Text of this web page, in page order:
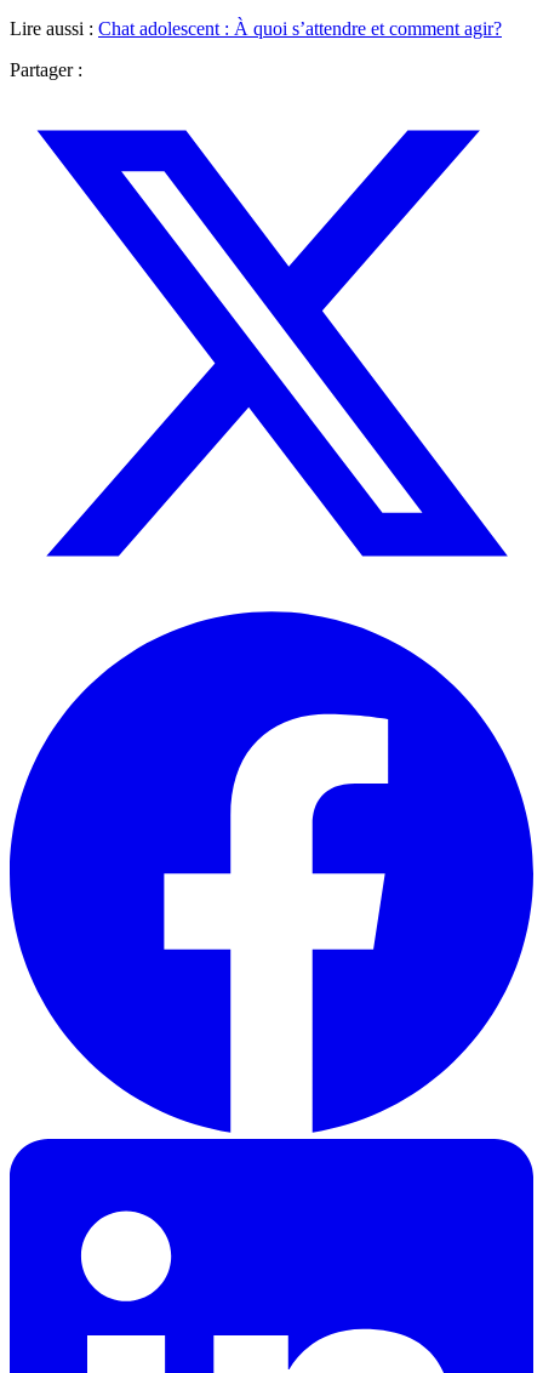
Lire aussi : Chat adolescent : À quoi s’attendre et comment agir?
Partager :